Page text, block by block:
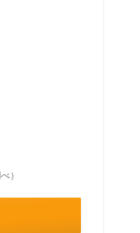
）